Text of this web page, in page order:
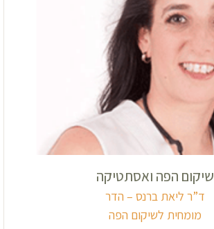
שיקום הפה ואסתטיקה
ד”ר ליאת ברנס – הדר
מומחית לשיקום הפה